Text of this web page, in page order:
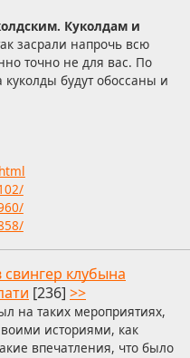
Куколдам и
засрали напрочь всю
точно не для вас. По
будут обоссаны и
клубына
[236] >>
на таких мероприятиях,
историями, как
впечатления, что было